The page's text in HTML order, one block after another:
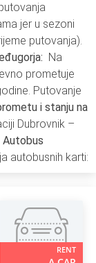
jer u sezoni
putovanja).
Na
prometuje
Putovanje
i stanju na
Dubrovnik –
Autobus
autobusnih karti:
RENT